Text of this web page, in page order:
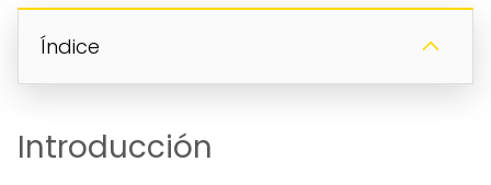
Índice
Introducción